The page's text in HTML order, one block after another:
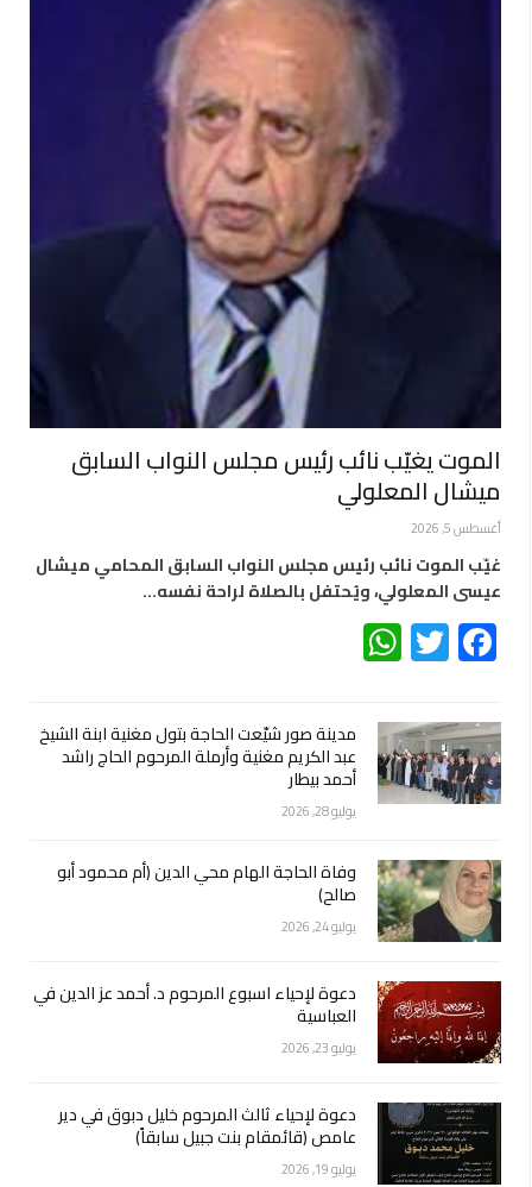
الموت يغيّب نائب رئيس مجلس النواب السابق
ميشال المعلولي
أغسطس 5, 2026
غيّب الموت نائب رئيس مجلس النواب السابق المحامي ميشال
عيسى المعلولي، ويُحتفل بالصلاة لراحة نفسه…
Facebook
Twitter
مدينة صور شيّعت الحاجة بتول مغنية ابنة الشيخ
عبد الكريم مغنية وأرملة المرحوم الحاج راشد
أحمد بيطار
يوليو 28, 2026
وفاة الحاجة الهام محي الدين (أم محمود أبو
صالح)
يوليو 24, 2026
دعوة لإحياء اسبوع المرحوم د. أحمد عز الدين في
العباسية
يوليو 23, 2026
دعوة لإحياء ثالث المرحوم خليل دبوق في دير
عامص (قائمقام بنت جبيل سابقاً)
يوليو 19, 2026